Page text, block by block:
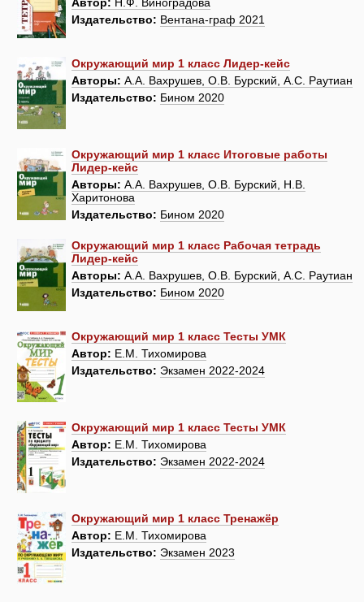
Издательство: Вентана-граф 2021
Окружающий мир 1 класс Лидер-кейс
Авторы: А.А. Вахрушев, О.В. Бурский, А.С. Раутиан
Издательство: Бином 2020
Окружающий мир 1 класс Итоговые работы
Лидер-кейс
Авторы: А.А. Вахрушев, О.В. Бурский, Н.В.
Харитонова
Издательство: Бином 2020
Окружающий мир 1 класс Рабочая тетрадь
Лидер-кейс
Авторы: А.А. Вахрушев, О.В. Бурский, А.С. Раутиан
Издательство: Бином 2020
Окружающий мир 1 класс Тесты УМК
Автор: Е.М. Тихомирова
Издательство: Экзамен 2022-2024
Окружающий мир 1 класс Тесты УМК
Автор: Е.М. Тихомирова
Издательство: Экзамен 2022-2024
Окружающий мир 1 класс Тренажёр
Автор: Е.М. Тихомирова
Издательство: Экзамен 2023